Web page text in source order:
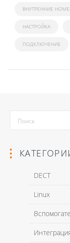
ВНУТРЕННИЕ
НАСТРОЙКА
ПОДКЛЮЧЕНИЕ
DECT
Linux